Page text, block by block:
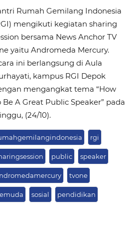
Rumah Gemilang Indonesia
mengikuti kegiatan sharing
bersama News Anchor TV
yaitu Andromeda Mercury.
ini berlangsung di Aula
kampus RGI Depok
mengangkat tema “How
Be A Great Public Speaker” pada
(24/10).
rgi
public speaker
tvone
sosial pendidikan